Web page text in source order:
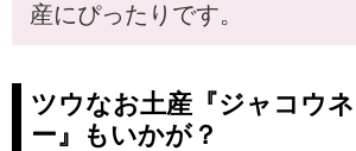
産にぴったりです。
ツウなお土産『ジャコウ
ー』もいかが？